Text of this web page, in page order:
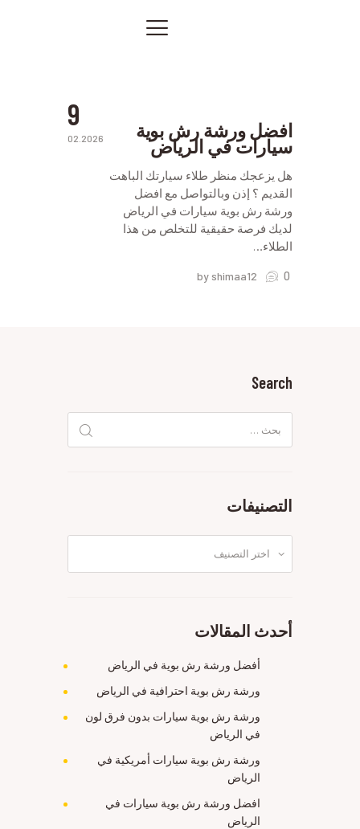
صور من أعمالنا
اتصل بنا
المقالات
PRIVACY POLICY
9
02.2026 افضل ورشة رش بوية
سيارات في الرياض
هل يزعجك منظر طلاء سيارتك الباهت
القديم ؟ إذن وبالتواصل مع افضل
ورشة رش بوية سيارات في الرياض
لديك فرصة حقيقية للتخلص من هذا
الطلاء…
by shimaa12 0
Search
عن:
التصنيفات
أحدث المقالات
أفضل ورشة رش بوية في الرياض
ورشة رش بوية احترافية في الرياض
ورشة رش بوية سيارات بدون فرق لون
في الرياض
ورشة رش بوية سيارات أمريكية في
الرياض
افضل ورشة رش بوية سيارات في
الرياض